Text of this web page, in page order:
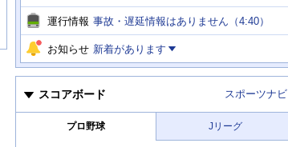
運行情報 事故・遅延情報はありません（4:40）
お知らせ 新着があります
スコアボード スポーツナビ
プロ野球 Jリーグ